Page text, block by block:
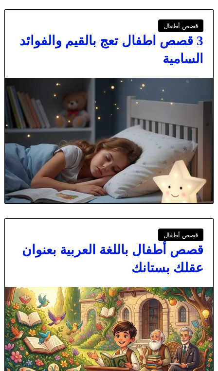
قصص أطفال
3 قصص اطفال تعج بالقيم والفوائد
السامية
قصص أطفال
قصص أطفال باللغة العربية بعنوان
عقلك بستانك